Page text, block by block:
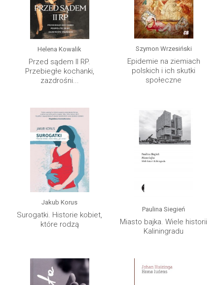
Helena Kowalik
Przed sądem II RP.
Przebiegłe kochanki,
zazdrośni...
Szymon Wrzesiński
Epidemie na ziemiach
polskich i ich skutki
społeczne
Jakub Korus
Surogatki. Historie kobiet,
które rodzą
Paulina Siegień
Miasto bajka. Wiele historii
Kaliningradu